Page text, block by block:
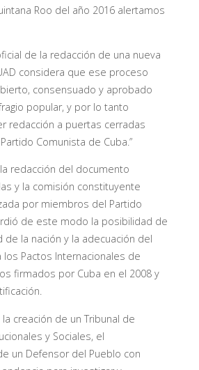
Roo del año 2016 alertamos
de la redacción de una nueva
considera que ese proceso
consensuado y aprobado
popular, y por lo tanto
redacción a puertas cerradas
Comunista de Cuba.”
redacción del documento
y la comisión constituyente
por miembros del Partido
de este modo la posibilidad de
de la nación y la adecuación del
Pactos Internacionales de
firmados por Cuba en el 2008 y
la creación de un Tribunal de
y Sociales, el
un Defensor del Pueblo con